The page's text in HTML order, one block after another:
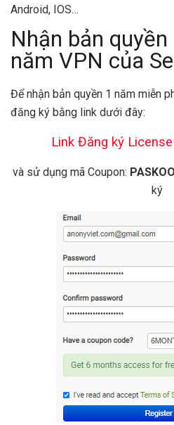
Android, IOS…
Nhận bản quyền
năm VPN của
Để nhận bản quyền 1 năm miễn
đăng ký bằng link dưới đây:
Link Đăng ký
và sử dụng mã Coupon:
ký